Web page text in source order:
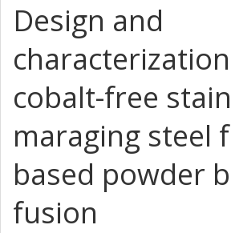
Design and
cobalt-free
maraging steel
based powder
fusion